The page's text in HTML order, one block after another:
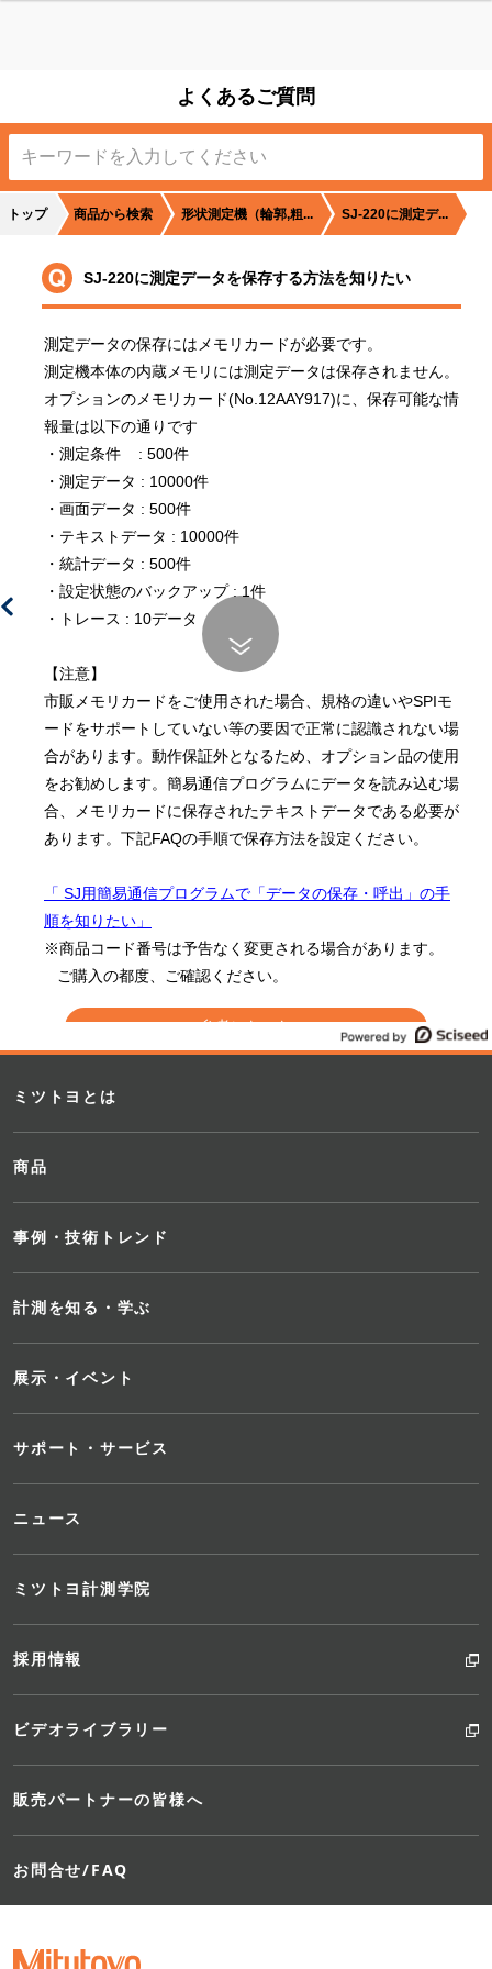
よくあるご質問
トップ 商品から検索 形状測定機（輪郭,粗... SJ-220に測定デ...
SJ-220に測定データを保存する方法を知りたい
測定データの保存にはメモリカードが必要です。
測定機本体の内蔵メモリには測定データは保存されません。
オプションのメモリカード(No.12AAY917)に、保存可能な情
報量は以下の通りです
・測定条件    : 500件
・測定データ : 10000件
・画面データ : 500件
・テキストデータ : 10000件
・統計データ : 500件
・設定状態のバックアップ : 1件
・トレース : 10データ
【注意】
市販メモリカードをご使用された場合、規格の違いやSPIモ
ードをサポートしていない等の要因で正常に認識されない場
合があります。動作保証外となるため、オプション品の使用
をお勧めします。簡易通信プログラムにデータを読み込む場
合、メモリカードに保存されたテキストデータである必要が
あります。下記FAQの手順で保存方法を設定ください。
「 SJ用簡易通信プログラムで「データの保存・呼出」の手
順を知りたい」
※商品コード番号は予告なく変更される場合があります。
   ご購入の都度、ご確認ください。
参考になった
ミツトヨとは
商品
事例・技術トレンド
計測を知る・学ぶ
展示・イベント
サポート・サービス
ニュース
ミツトヨ計測学院
採用情報
ビデオライブラリー
販売パートナーの皆様へ
お問合せ/FAQ